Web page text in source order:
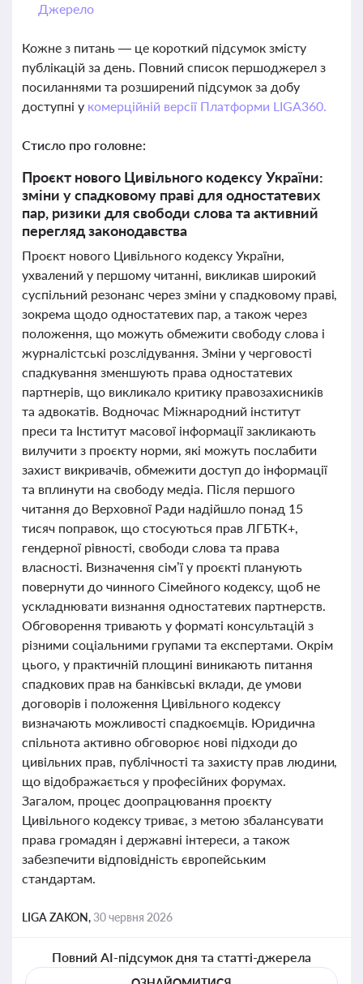
Джерело
Кожне з питань — це короткий підсумок змісту
публікацій за день. Повний список першоджерел з
посиланнями та розширений підсумок за добу
доступні у комерційній версії Платформи LIGA360.
Стисло про головне:
Проєкт нового Цивільного кодексу України:
зміни у спадковому праві для одностатевих
пар, ризики для свободи слова та активний
перегляд законодавства
Проєкт нового Цивільного кодексу України,
ухвалений у першому читанні, викликав широкий
суспільний резонанс через зміни у спадковому праві,
зокрема щодо одностатевих пар, а також через
положення, що можуть обмежити свободу слова і
журналістські розслідування. Зміни у черговості
спадкування зменшують права одностатевих
партнерів, що викликало критику правозахисників
та адвокатів. Водночас Міжнародний інститут
преси та Інститут масової інформації закликають
вилучити з проєкту норми, які можуть послабити
захист викривачів, обмежити доступ до інформації
та вплинути на свободу медіа. Після першого
читання до Верховної Ради надійшло понад 15
тисяч поправок, що стосуються прав ЛГБТК+,
гендерної рівності, свободи слова та права
власності. Визначення сім’ї у проєкті планують
повернути до чинного Сімейного кодексу, щоб не
ускладнювати визнання одностатевих партнерств.
Обговорення тривають у форматі консультацій з
різними соціальними групами та експертами. Окрім
цього, у практичній площині виникають питання
спадкових прав на банківські вклади, де умови
договорів і положення Цивільного кодексу
визначають можливості спадкоємців. Юридична
спільнота активно обговорює нові підходи до
цивільних прав, публічності та захисту прав людини,
що відображається у професійних форумах.
Загалом, процес доопрацювання проєкту
Цивільного кодексу триває, з метою збалансувати
права громадян і державні інтереси, а також
забезпечити відповідність європейським
стандартам.
LIGA ZAKON,30 червня 2026
Повний AI-підсумок дня та статті-джерела